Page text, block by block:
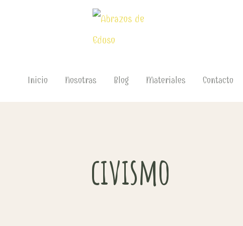
Inicio Nosotras Blog Materiales Contacto
civismo